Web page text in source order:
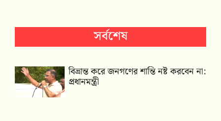
সর্বশেষ
বিভ্রান্ত করে জনগণের শান্তি নষ্ট করবেন না:
প্রধানমন্ত্রী